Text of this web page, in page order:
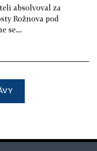
absolvoval za
Rožnova pod
se...